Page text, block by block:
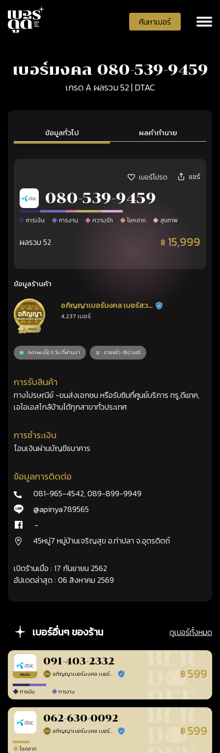
ค้นหาเบอร์
เบอร์มงคล 080-539-9459
เกรด A ผลรวม 52 | DTAC
ข้อมูลทั่วไป ผลคำทำนาย
เบอร์โปรด แชร์
080-539-9459
การเงิน การงาน ความรัก โชคลาภ สุขภาพ
ผลรวม 52 ฿ 15,999
ข้อมูลร้านค้า
อภิญญาเบอร์มงคล เบอร์สวย
เลขศาสตร์
ร้านยืนยันแล้ว
4,237 เบอร์
Active เมื่อ 3 วัน ที่ผ่านมา ขายแล้ว : 652 เบอร์
การรับสินค้า
ทางไปรษณีย์ -ขนส่งเอกชน หรือรับซิมที่ศูนย์บริการ ทรู,ดีแทค,
เอไอเอสไกล้บ้านได้ทุกสาขาทั่วประเทศ
การชำระเงิน
โอนเงินผ่านบัญชีธนาคาร
ข้อมูลการติดต่อ
081-965-4542,089-899-9949
@apinya789565
-
45หมู่7 หมู่บ้านเจริญสุข อ.ท่าปลา จ.อุตรดิตถ์
เปิดร้านเมื่อ : 17 กันยายน 2562
อัปเดตล่าสุด : 06 สิงหาคม 2569
เบอร์อื่นๆ ของร้าน ดูเบอร์ทั้งหมด
เติมเงิน
091-403-2332
อภิญญาเบอร์มงคล เบอร์สวยเลขศาสตร์ ร้านยืนยันแล้ว ฿ 599
การเงิน การงาน
062-630-0092
อภิญญาเบอร์มงคล เบอร์สวยเลขศาสตร์ ร้านยืนยันแล้ว ฿ 599
โชคลาภ